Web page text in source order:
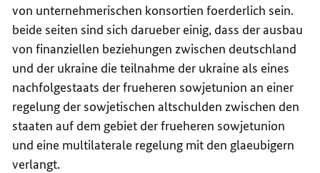
von unternehmerischen konsortien foerderlich sein.
beide seiten sind sich darueber einig, dass der ausbau
von finanziellen beziehungen zwischen deutschland
und der ukraine die teilnahme der ukraine als eines
nachfolgestaats der frueheren sowjetunion an einer
regelung der sowjetischen altschulden zwischen den
staaten auf dem gebiet der frueheren sowjetunion
und eine multilaterale regelung mit den glaeubigern
verlangt.